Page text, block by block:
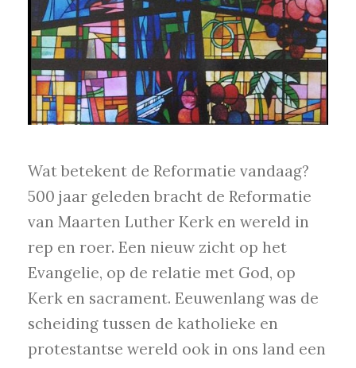
Wat betekent de Reformatie vandaag?
500 jaar geleden bracht de Reformatie
van Maarten Luther Kerk en wereld in
rep en roer. Een nieuw zicht op het
Evangelie, op de relatie met God, op
Kerk en sacrament. Eeuwenlang was de
scheiding tussen de katholieke en
protestantse wereld ook in ons land een